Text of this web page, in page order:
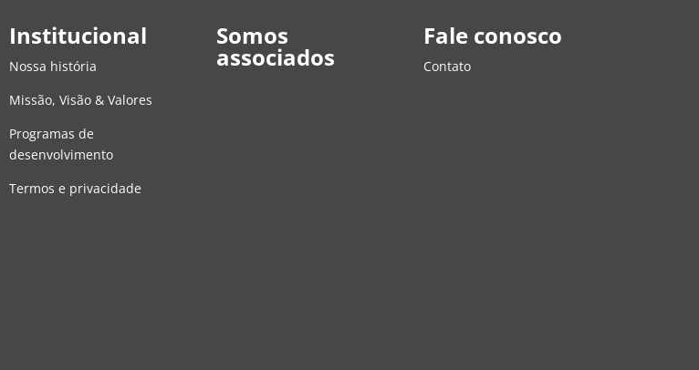
Institucional
Nossa história
Missão, Visão & Valores
Programas de
desenvolvimento
Termos e privacidade
Somos
associados
Fale conosco
Contato